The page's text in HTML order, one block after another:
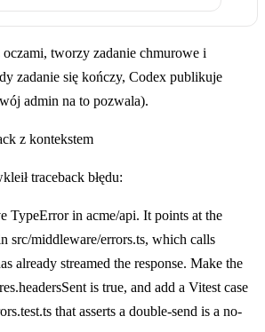
tworzy zadanie chmurowe i
zadanie się kończy, Codex publikuje
admin na to pozwala).
z kontekstem
traceback błędu:
TypeError in acme/api. It points at the
src/middleware/errors.ts, which calls
already streamed the response. Make the
is true, and add a Vitest case
that asserts a double-send is a no-